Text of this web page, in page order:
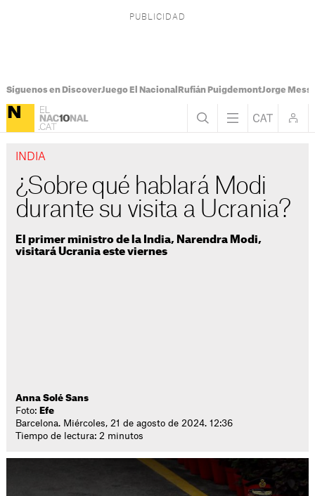
Síguenos en DiscoverJuego El Nacional Rufián PuigdemontJorge Messi
INDIA
¿Sobre qué hablará Modi
durante su visita a Ucrania?
El primer ministro de la India, Narendra Modi,
visitará Ucrania este viernes
Anna Solé Sans
Foto: Efe
Barcelona. Miércoles, 21 de agosto de 2024. 12:36
Tiempo de lectura: 2 minutos